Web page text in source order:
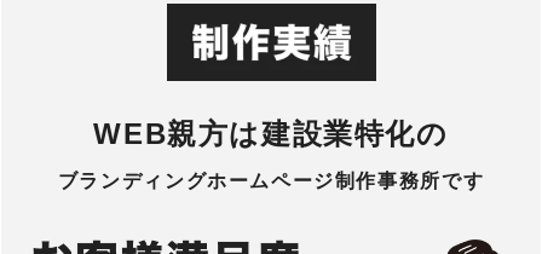
WEB親方は建設業特化の
ブランディングホームページ制作事務所です